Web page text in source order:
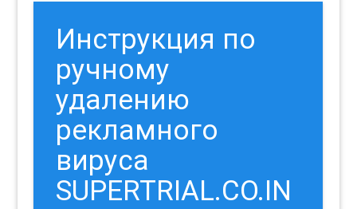
Инструкция по
ручному
удалению
рекламного
вируса
SUPERTRIAL.CO.IN